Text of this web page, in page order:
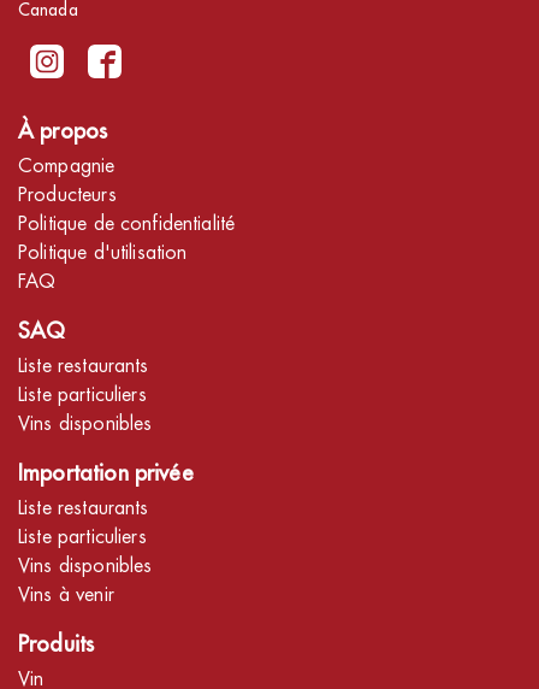
Canada
À propos
Compagnie
Producteurs
Politique de confidentialité
Politique d'utilisation
FAQ
SAQ
Liste restaurants
Liste particuliers
Vins disponibles
Importation privée
Liste restaurants
Liste particuliers
Vins disponibles
Vins à venir
Produits
Vin